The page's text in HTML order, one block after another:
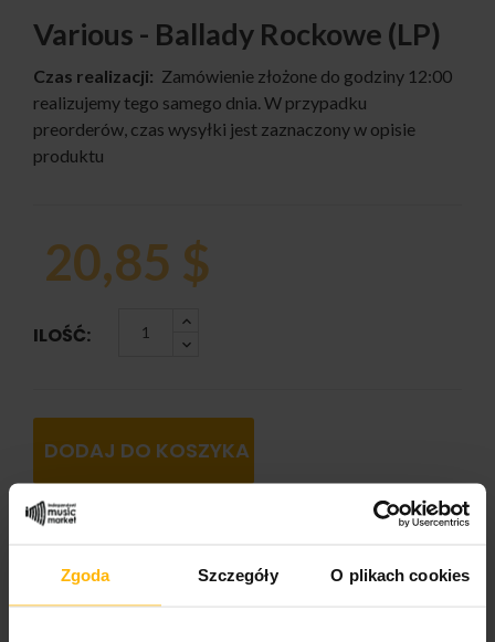
Zgoda Szczegóły O plikach cookies
Various - Ballady Rockowe (LP)
Czas realizacji: Zamówienie złożone do godziny 12:00
realizujemy tego samego dnia. W przypadku
preorderów, czas wysyłki jest zaznaczony w opisie
produktu
20,85 $
ILOŚĆ:
DODAJ DO KOSZYKA
Rock